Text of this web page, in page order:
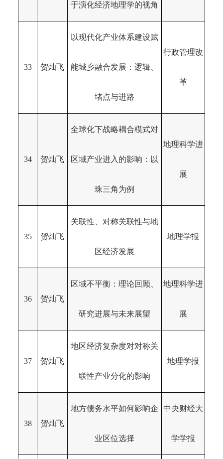
于演化经济地理学的视角
33 贺灿飞
以现代化产业体系建设赋
能城乡融合发展：逻辑、
堵点与进路
行政管理改
革
34 贺灿飞
全球化下战略耦合模式对
区域产业进入的影响：以
珠三角为例
地理科学进
展
35 贺灿飞
关联性、对称关联性与地
区经济发展
地理学报
36 贺灿飞
区域不平衡：理论回顾、
研究进展与未来展望
地理科学进
展
37 贺灿飞
地区经济复杂度对对称关
联性产业分化的影响
地理学报
38 贺灿飞
地方债务水平如何影响企
业区位选择
中央财经大
学学报